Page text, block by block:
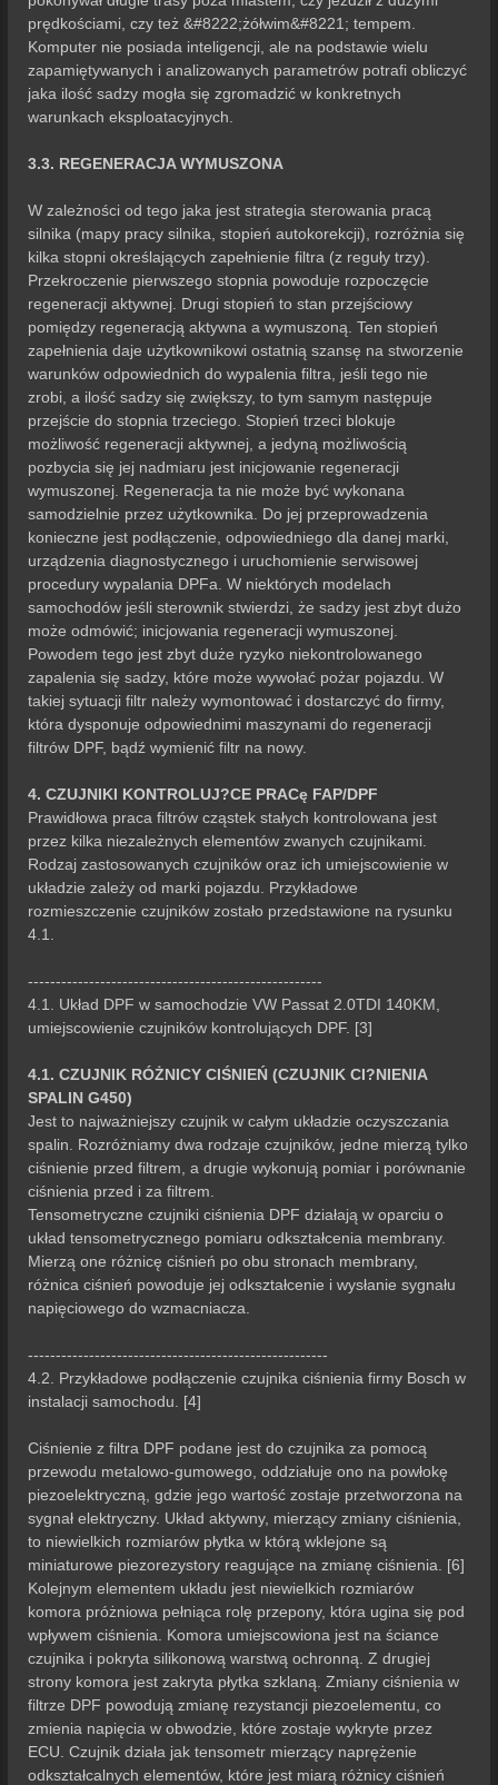
prędkościami, czy też &#8222;żółwim&#8221; tempem.
Komputer nie posiada inteligencji, ale na podstawie wielu
zapamiętywanych i analizowanych parametrów potrafi obliczyć
jaka ilość sadzy mogła się zgromadzić w konkretnych
warunkach eksploatacyjnych.
3.3. REGENERACJA WYMUSZONA
W zależności od tego jaka jest strategia sterowania pracą
silnika (mapy pracy silnika, stopień autokorekcji), rozróżnia się
kilka stopni określających zapełnienie filtra (z reguły trzy).
Przekroczenie pierwszego stopnia powoduje rozpoczęcie
regeneracji aktywnej. Drugi stopień to stan przejściowy
pomiędzy regeneracją aktywna a wymuszoną. Ten stopień
zapełnienia daje użytkownikowi ostatnią szansę na stworzenie
warunków odpowiednich do wypalenia filtra, jeśli tego nie
zrobi, a ilość sadzy się zwiększy, to tym samym następuje
przejście do stopnia trzeciego. Stopień trzeci blokuje
możliwość regeneracji aktywnej, a jedyną możliwością
pozbycia się jej nadmiaru jest inicjowanie regeneracji
wymuszonej. Regeneracja ta nie może być wykonana
samodzielnie przez użytkownika. Do jej przeprowadzenia
konieczne jest podłączenie, odpowiedniego dla danej marki,
urządzenia diagnostycznego i uruchomienie serwisowej
procedury wypalania DPFa. W niektórych modelach
samochodów jeśli sterownik stwierdzi, że sadzy jest zbyt dużo
może odmówić; inicjowania regeneracji wymuszonej.
Powodem tego jest zbyt duże ryzyko niekontrolowanego
zapalenia się sadzy, które może wywołać pożar pojazdu. W
takiej sytuacji filtr należy wymontować i dostarczyć do firmy,
która dysponuje odpowiednimi maszynami do regeneracji
filtrów DPF, bądź wymienić filtr na nowy.
4. CZUJNIKI KONTROLUJ?CE PRACę FAP/DPF
Prawidłowa praca filtrów cząstek stałych kontrolowana jest
przez kilka niezależnych elementów zwanych czujnikami.
Rodzaj zastosowanych czujników oraz ich umiejscowienie w
układzie zależy od marki pojazdu. Przykładowe
rozmieszczenie czujników zostało przedstawione na rysunku
4.1.
-----------------------------------------------------
4.1. Układ DPF w samochodzie VW Passat 2.0TDI 140KM,
umiejscowienie czujników kontrolujących DPF. [3]
4.1. CZUJNIK RÓŻNICY CIŚNIEŃ (CZUJNIK CI?NIENIA
SPALIN G450)
Jest to najważniejszy czujnik w całym układzie oczyszczania
spalin. Rozróżniamy dwa rodzaje czujników, jedne mierzą tylko
ciśnienie przed filtrem, a drugie wykonują pomiar i porównanie
ciśnienia przed i za filtrem.
Tensometryczne czujniki ciśnienia DPF działają w oparciu o
układ tensometrycznego pomiaru odkształcenia membrany.
Mierzą one różnicę ciśnień po obu stronach membrany,
różnica ciśnień powoduje jej odkształcenie i wysłanie sygnału
napięciowego do wzmacniacza.
------------------------------------------------------
4.2. Przykładowe podłączenie czujnika ciśnienia firmy Bosch w
instalacji samochodu. [4]
Ciśnienie z filtra DPF podane jest do czujnika za pomocą
przewodu metalowo-gumowego, oddziałuje ono na powłokę
piezoelektryczną, gdzie jego wartość zostaje przetworzona na
sygnał elektryczny. Układ aktywny, mierzący zmiany ciśnienia,
to niewielkich rozmiarów płytka w którą wklejone są
miniaturowe piezorezystory reagujące na zmianę ciśnienia. [6]
Kolejnym elementem układu jest niewielkich rozmiarów
komora próżniowa pełniąca rolę przepony, która ugina się pod
wpływem ciśnienia. Komora umiejscowiona jest na ściance
czujnika i pokryta silikonową warstwą ochronną. Z drugiej
strony komora jest zakryta płytka szklaną. Zmiany ciśnienia w
filtrze DPF powodują zmianę rezystancji piezoelementu, co
zmienia napięcia w obwodzie, które zostaje wykryte przez
ECU. Czujnik działa jak tensometr mierzący naprężenie
odkształcalnych elementów, które jest miarą różnicy ciśnień